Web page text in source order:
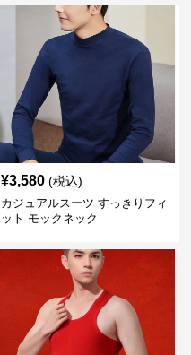
¥3,580 (税込)
カジュアルスーツ すっきりフィ
ット モックネック